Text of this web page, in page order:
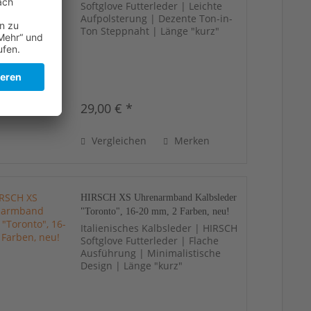
Softglove Futterleder | Leichte
Aufpolsterung | Dezente Ton-in-
Ton Steppnaht | Länge "kurz"
29,00 € *
Vergleichen Merken
HIRSCH XS Uhrenarmband Kalbsleder
"Toronto", 16-20 mm, 2 Farben, neu!
Italienisches Kalbsleder | HIRSCH
Softglove Futterleder | Flache
Ausführung | Minimalistische
Design | Länge "kurz"